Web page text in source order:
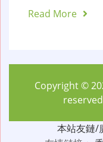
Read More
Copyright ©
本站友鏈/